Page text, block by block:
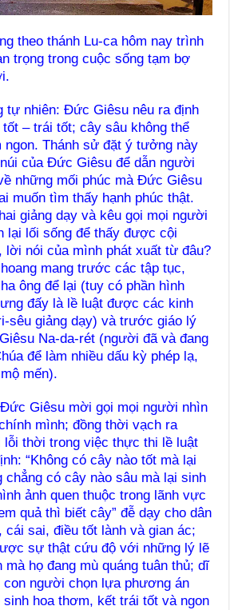
theo thánh Lu-ca hôm nay trình
trọng trong cuộc sống tạm bợ
tự nhiên: Đức Giêsu nêu ra định
tốt – trái tốt; cây sâu không thể
ngon. Thánh sử đặt ý tưởng này
của Đức Giêsu để dẫn người
những mối phúc mà Đức Giêsu
muốn tìm thấy hạnh phúc thật.
giảng dạy và kêu gọi mọi người
lại lối sống để thấy được cội
lời nói của mình phát xuất từ đâu?
mang trước các tập tục,
ông để lại (tuy có phần hình
đấy là lề luật được các kinh
sêu giảng dạy) và trước giáo lý
Na-da-rét (người đã và đang
để làm nhiều dấu kỳ phép lạ,
mến).
Giêsu mời gọi mọi người nhìn
mình; đồng thời vạch ra
lỗi thời trong việc thực thi lề luật
“Không có cây nào tốt mà lại
chẳng có cây nào sâu mà lại sinh
ảnh quen thuộc trong lãnh vực
quả thì biết cây” đễ dạy cho dân
cái sai, điều tốt lành và gian ác;
sự thật cứu độ với những lý lẽ
mà họ đang mù quáng tuân thủ; dĩ
con người chọn lựa phương án
sinh hoa thơm, kết trái tốt và ngon